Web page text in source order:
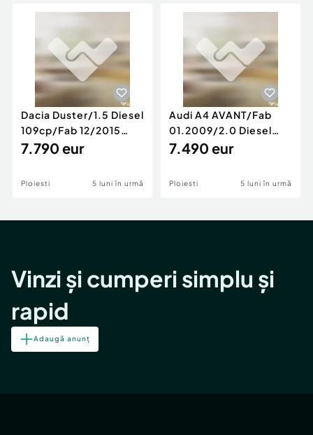
Animale de companie
Afaceri și echipamente profesionale
Inchiriere Bunuri si Vehicule
Utilaje agricole si industriale
Piese auto si accesorii
Dacia Duster
Dacia Duster/1.5 Diesel
109cp/Fab 12/2015
/Euro 5/GARANTIE 12
7.790 eur
Ploiesti 5 luni în urmă
Audi A4 AVANT/Fab
01.2009/2.0 Diesel
140cp/Posibilitate
7.490 eur
Ploiesti 5 luni în urmă
Vinzi și cumperi simplu și
rapid
Adaugă anunț